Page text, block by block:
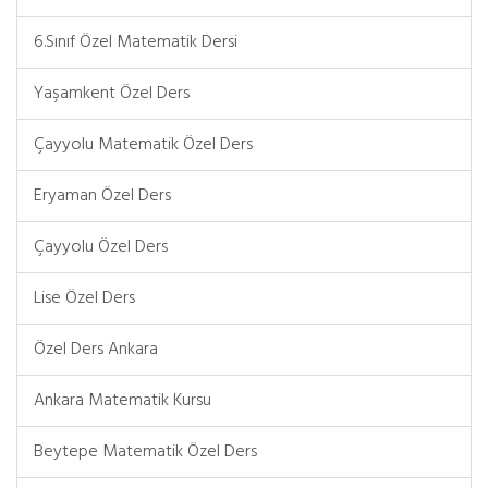
6.Sınıf Özel Matematik Dersi
Yaşamkent Özel Ders
Çayyolu Matematik Özel Ders
Eryaman Özel Ders
Çayyolu Özel Ders
Lise Özel Ders
Özel Ders Ankara
Ankara Matematik Kursu
Beytepe Matematik Özel Ders